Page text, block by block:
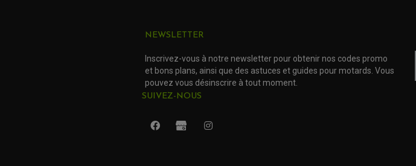
NEWSLETTER
Inscrivez-vous à notre newsletter pour obtenir nos codes promo
et bons plans, ainsi que des astuces et guides pour motards. Vous
pouvez vous désinscrire à tout moment.
SUIVEZ-NOUS